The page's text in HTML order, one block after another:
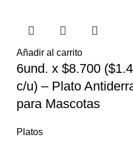
Añadir al carrito
6und. x $8.700
c/u) – Plato
para Mascotas
Platos